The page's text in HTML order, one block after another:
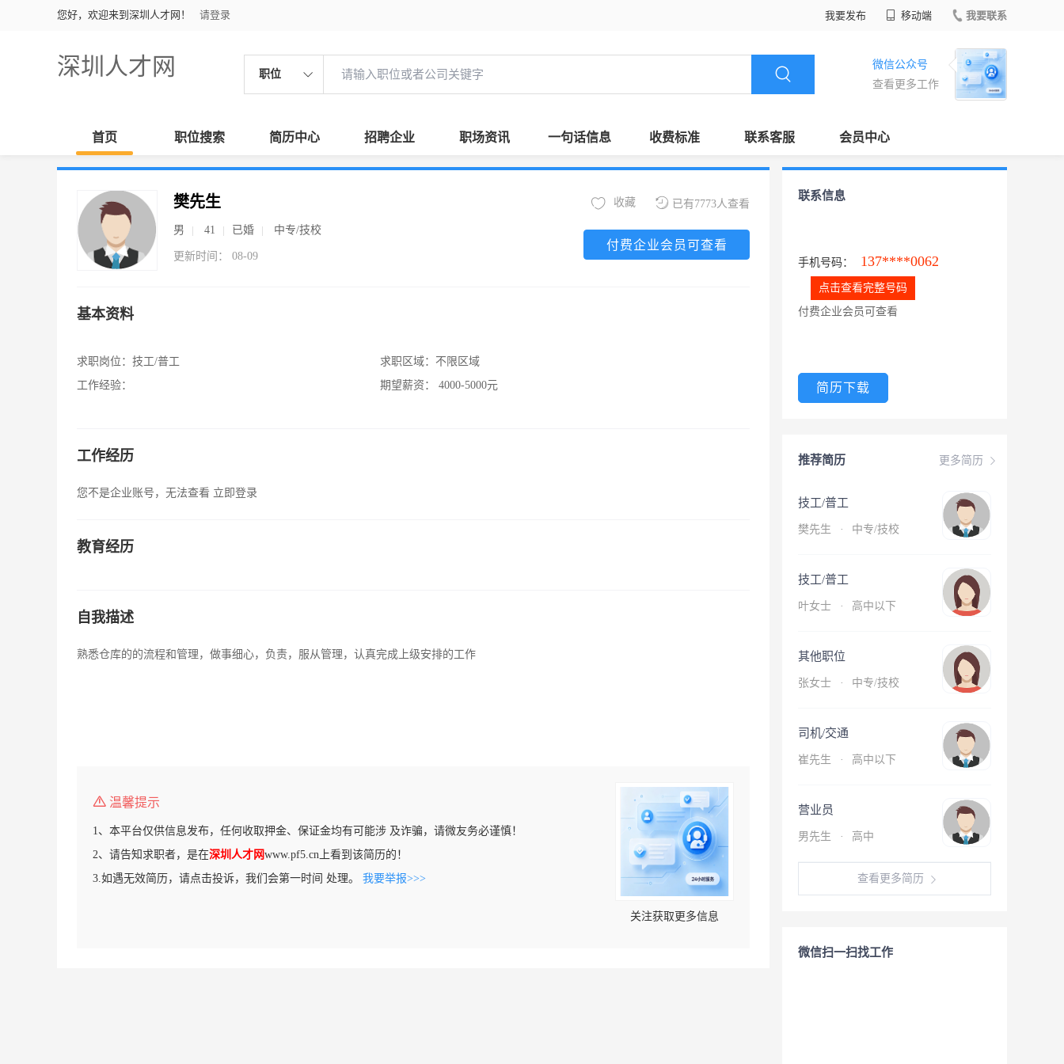
您好，欢迎来到深圳人才网！ 请登录 我要发布 移动端 我要联系
深圳人才网 职位
微信公众号
查看更多工作
首页 职位搜索 简历中心 招聘企业 职场资讯 一句话信息 收费标准 联系客服 会员中心
樊先生
男 41 已婚 中专/技校
更新时间： 08-09
已有7773人查看
收藏
付费企业会员可查看
基本资料
求职岗位： 技工/普工
工作经验：
求职区域： 不限区域
期望薪资：
4000-5000元
工作经历
您不是企业账号，无法查看 立即登录
教育经历
自我描述
熟悉仓库的的流程和管理，做事细心，负责，服从管理，认真完成上级安排的工作
温馨提示
1、本平台仅供信息发布，任何收取押金、保证金均有可能涉 及诈骗，请微友务必谨慎！
2、请告知求职者，是在深圳人才网www.pf5.cn上看到该简历的！
3.如遇无效简历，请点击投诉，我们会第一时间 处理。 我要举报>>>
关注获取更多信息
联系信息
手机号码： 137****0062
点击查看完整号码
付费企业会员可查看
简历下载
更多简历
推荐简历
技工/普工
樊先生 · 中专/技校
技工/普工
叶女士 · 高中以下
其他职位
张女士 · 中专/技校
司机/交通
崔先生 · 高中以下
营业员
男先生 · 高中
查看更多简历
微信扫一扫找工作